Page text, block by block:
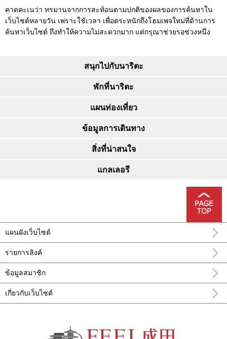
คาดคะเนว่า ทรมานจากการสะท้อนตามปกติของผลของการค้นหาใน
เว็บไซต์หลายวัน เพราะใช้เวลา เพื่อตระหนักถึงโฮมเพจใหม่ที่ด้านการ
ค้นหาเว็บไซต์ ถึงทำให้ความไม่สะดวกมาก แต่กรุณาช่วยรอช่วงหนึ่ง
สนุกไปกับนาริตะ
พักที่นาริตะ
แผนท่องเที่ยว
ข้อมูลการเดินทาง
สิ่งที่น่าสนใจ
แกลเลอรี
แผนผังเว็บไซต์
รายการลิงค์
ข้อมูลสมาชิก
เกี่ยวกับเว็บไซต์
อำเภอ นะริทะ FEEL นาริตะข้อมูลการท่อง